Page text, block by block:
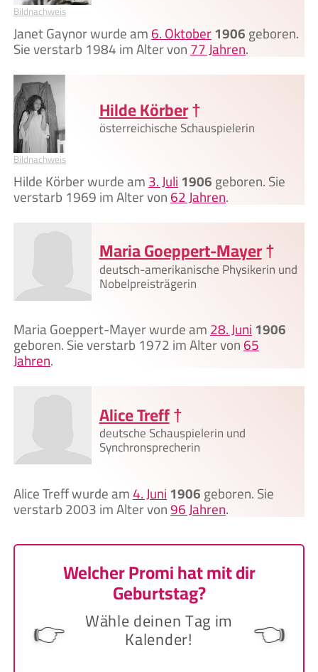
Bildnachweis
Janet Gaynor wurde am6. Oktober1906geboren.
Sie verstarb 1984 im Alter von77 Jahren.
Bildnachweis
Hilde Körber†
österreichische Schauspielerin
Hilde Körber wurde am3. Juli1906geboren. Sie
verstarb 1969 im Alter von62 Jahren.
Maria Goeppert-Mayer†
deutsch-amerikanische Physikerin und
Nobelpreisträgerin
Maria Goeppert-Mayer wurde am28. Juni1906
geboren. Sie verstarb 1972 im Alter von65
Jahren.
Alice Treff†
deutsche Schauspielerin und
Synchronsprecherin
Alice Treff wurde am4. Juni1906geboren. Sie
verstarb 2003 im Alter von96 Jahren.
Welcher Promi hat mit dir
Geburtstag?
👉 Wähle deinen Tag im
Kalender! 👈